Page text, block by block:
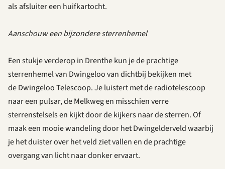
als afsluiter een huifkartocht.
Aanschouw een bijzondere sterrenhemel
Een stukje verderop in Drenthe kun je de prachtige
sterrenhemel van Dwingeloo van dichtbij bekijken met
deDwingeloo Telescoop.Je luistert met de radiotelescoop
naar een pulsar, de Melkweg en misschien verre
sterrenstelsels en kijkt door de kijkers naar de sterren. Of
maak een mooie wandeling doorhet Dwingelderveldwaarbij
je het duister over het veld ziet vallen en de prachtige
overgang van licht naar donker ervaart.